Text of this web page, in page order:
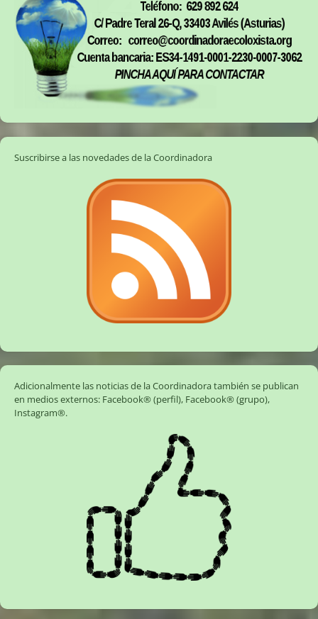
Suscribirse a las novedades de la Coordinadora
Adicionalmente las noticias de la Coordinadora también se publican
en medios externos: Facebook® (perfil), Facebook® (grupo),
Instagram®.